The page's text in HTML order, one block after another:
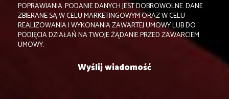
POPRAWIANIA. PODANIE DANYCH JEST DOBROWOLNE. DANE
ZBIERANE SĄ W CELU MARKETINGOWYM ORAZ W CELU
REALIZOWANIA I WYKONANIA ZAWARTEJ UMOWY LUB DO
PODJĘCIA DZIAŁAŃ NA TWOJE ŻĄDANIE PRZED ZAWARCIEM
UMOWY.